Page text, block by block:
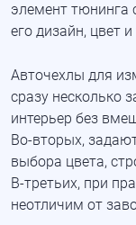
элемент
его дизайн, цвет
Авточехлы для
сразу несколько
интерьер без
Во-вторых,
выбора цвета,
В-третьих, при
неотличим от